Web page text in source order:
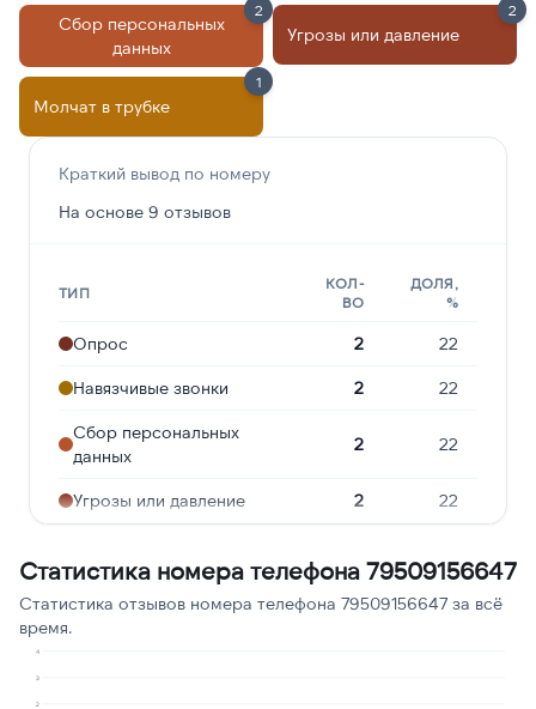
Сбор персональных
данных
2
Угрозы или давление
2
Молчат в трубке
1
Краткий вывод по номеру
На основе 9 отзывов
ТИП
КОЛ-
ВО
ДОЛЯ,
%
Опрос 2 22
Навязчивые звонки 2 22
Сбор персональных
данных
2 22
Угрозы или давление 2 22
Статистика номера телефона 79509156647
Статистика отзывов номера телефона 79509156647 за всё
время.
2
3
4